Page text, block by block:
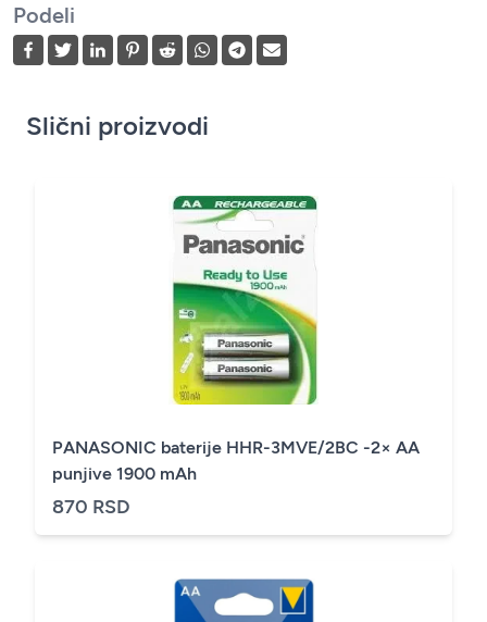
Podeli
Slični proizvodi
PANASONIC baterije HHR-3MVE/2BC -2× AA
punjive 1900 mAh
870 RSD